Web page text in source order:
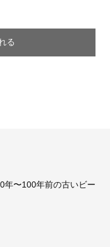
る
年〜100年前の古いビー